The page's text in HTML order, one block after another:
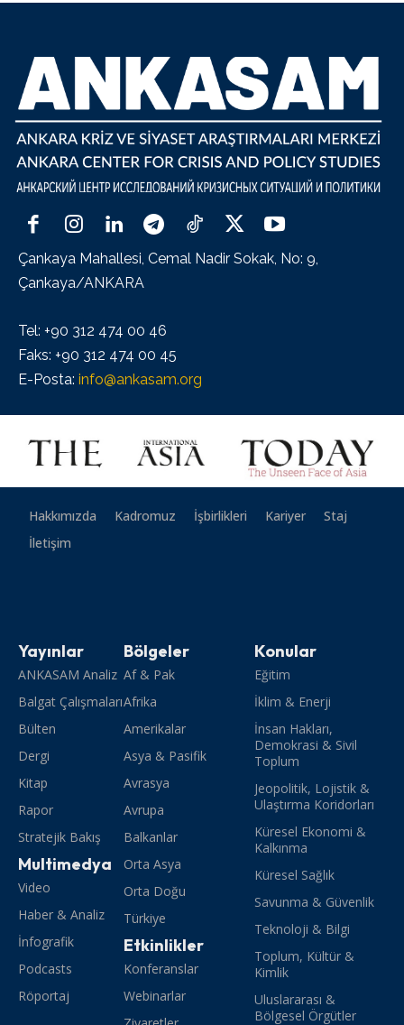
Çankaya Mahallesi, Cemal Nadir Sokak, No: 9,
Çankaya/ANKARA
Tel: +90 312 474 00 46
Faks: +90 312 474 00 45
E-Posta: info@ankasam.org
Hakkımızda Kadromuz İşbirlikleri Kariyer
Staj
İletişim
Yayınlar
ANKASAM Analiz
Balgat Çalışmaları
Bülten
Dergi
Kitap
Rapor
Stratejik Bakış
Multimedya
Video
Haber & Analiz
İnfografik
Podcasts
Röportaj
Bölgeler
Af & Pak
Afrika
Amerikalar
Asya & Pasifik
Avrasya
Avrupa
Balkanlar
Orta Asya
Orta Doğu
Türkiye
Etkinlikler
Konferanslar
Webinarlar
Konular
Eğitim
İklim & Enerji
İnsan Hakları,
Demokrasi & Sivil
Toplum
Jeopolitik, Lojistik &
Ulaştırma Koridorları
Küresel Ekonomi &
Kalkınma
Küresel Sağlık
Savunma & Güvenlik
Teknoloji & Bilgi
Toplum, Kültür &
Kimlik
Uluslararası &
Bölgesel Örgütler